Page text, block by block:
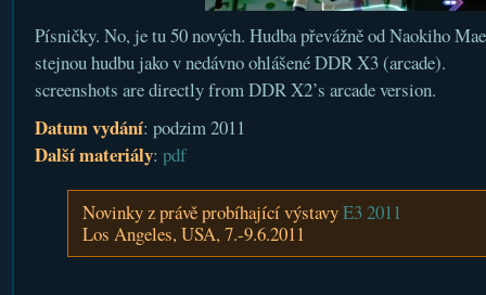
Písničky. No, je tu 50 nových. Hudba převážně od Naokiho
stejnou hudbu jako v nedávno ohlášené DDR X3 (arcade).
screenshots are directly from DDR X2’s arcade version.
Datum vydání: podzim 2011
Další materiály: pdf
Novinky z právě probíhající výstavyE3 2011
Los Angeles, USA, 7.-9.6.2011